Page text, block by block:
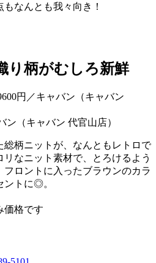
なんとも我々向き！
り柄がむしろ新鮮
ン（キャバン 代官山店）
総柄ニットが、なんともレトロで
なニット素材で、とろけるよう
ロントに入ったブラウンのカラ
ントに◎。
価格です